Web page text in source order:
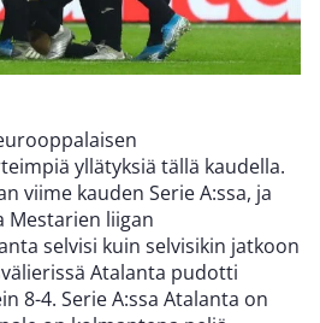
yllätyksiä tällä kaudella.
viime kauden Serie A:ssa, ja
Mestarien liigan
selvisi kuin selvisikin jatkoon
Atalanta pudotti
8-4. Serie A:ssa Atalanta on